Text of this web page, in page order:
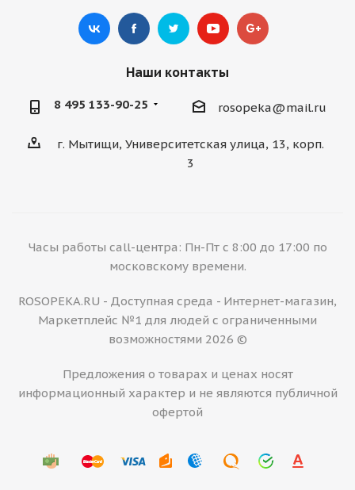
Наши контакты
8 495 133-90-25 rosopeka@mail.ru
г. Мытищи, Университетская улица, 13, корп.
3
Часы работы call-центра: Пн-Пт с 8:00 до 17:00 по
московскому времени.
ROSOPEKA.RU - Доступная среда - Интернет-магазин,
Маркетплейс №1 для людей с ограниченными
возможностями 2026 ©
Предложения о товарах и ценах носят
информационный характер и не являются публичной
офертой